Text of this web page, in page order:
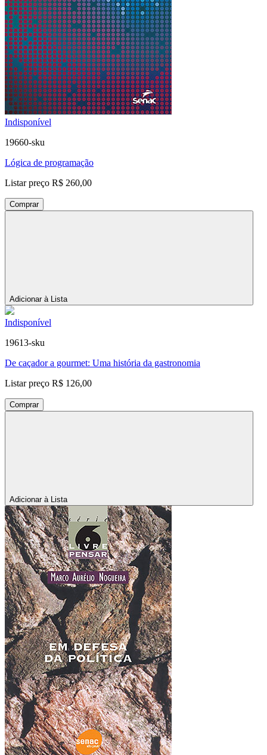
Indisponível
19660-sku
Lógica de programação
Listar preço R$ 260,00
Comprar
Adicionar à Lista
Indisponível
19613-sku
De caçador a gourmet: Uma história da gastronomia
Listar preço R$ 126,00
Comprar
Adicionar à Lista